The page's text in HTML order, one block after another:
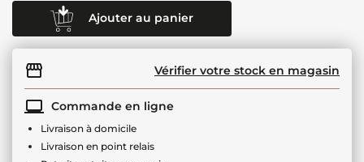
Ajouter au panier
Vérifier votre stock en magasin
Commande en ligne
Livraison à domicile
Livraison en point relais